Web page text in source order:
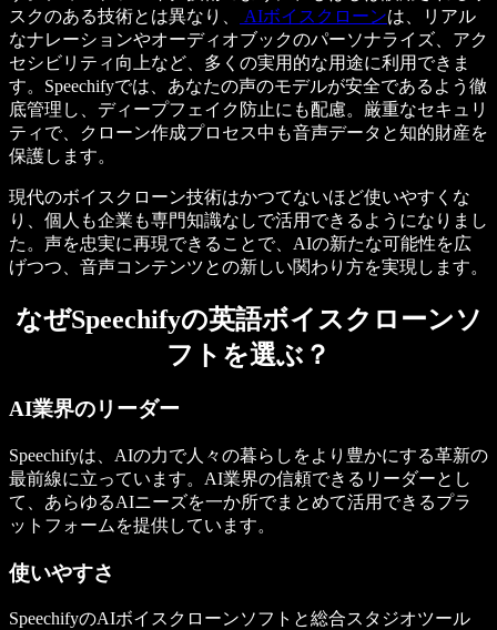
スクのある技術とは異なり、
AIボイスクローンは、リアル
なナレーションやオーディオブックのパーソナライズ、アク
セシビリティ向上など、多くの実用的な用途に利用できま
す。Speechifyでは、あなたの声のモデルが安全であるよう徹
底管理し、ディープフェイク防止にも配慮。厳重なセキュリ
ティで、クローン作成プロセス中も音声データと知的財産を
保護します。
現代のボイスクローン技術はかつてないほど使いやすくな
り、個人も企業も専門知識なしで活用できるようになりまし
た。声を忠実に再現できることで、AIの新たな可能性を広
げつつ、音声コンテンツとの新しい関わり方を実現します。
なぜSpeechifyの英語ボイスクローンソ
フトを選ぶ？
AI業界のリーダー
Speechifyは、AIの力で人々の暮らしをより豊かにする革新の
最前線に立っています。AI業界の信頼できるリーダーとし
て、あらゆるAIニーズを一か所でまとめて活用できるプラ
ットフォームを提供しています。
使いやすさ
SpeechifyのAIボイスクローンソフトと総合スタジオツール